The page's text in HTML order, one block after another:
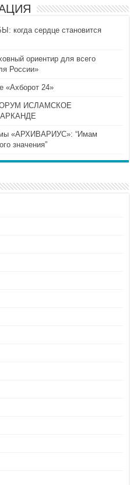
сердце становится
ориентир для всего
России»
«Ахборот 24»
ИСЛАМСКОЕ
«АРХИВАРИУС»: “Имам
значения”